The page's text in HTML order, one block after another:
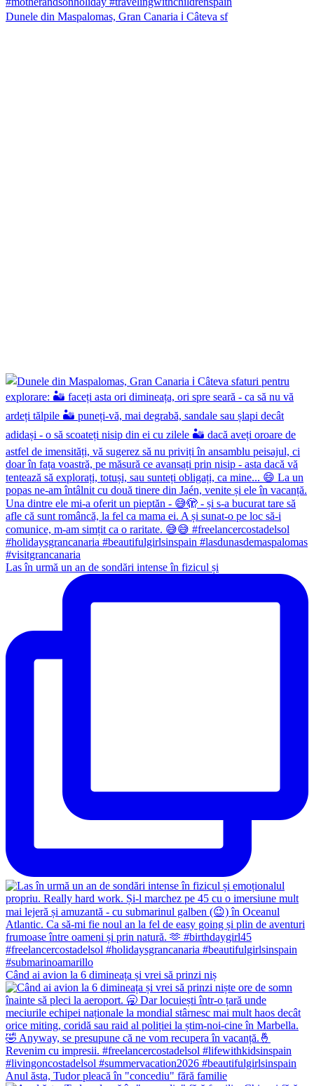
Dunele din Maspalomas, Gran Canaria ℹ️ Câteva sf
Las în urmă un an de sondări intense în fizicul și
Când ai avion la 6 dimineața și vrei să prinzi niș
Anul ăsta, Tudor pleacă în "concediu" fără familie